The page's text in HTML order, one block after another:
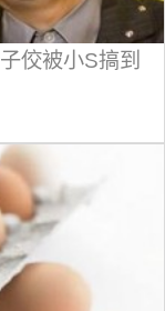
佼被小S搞到